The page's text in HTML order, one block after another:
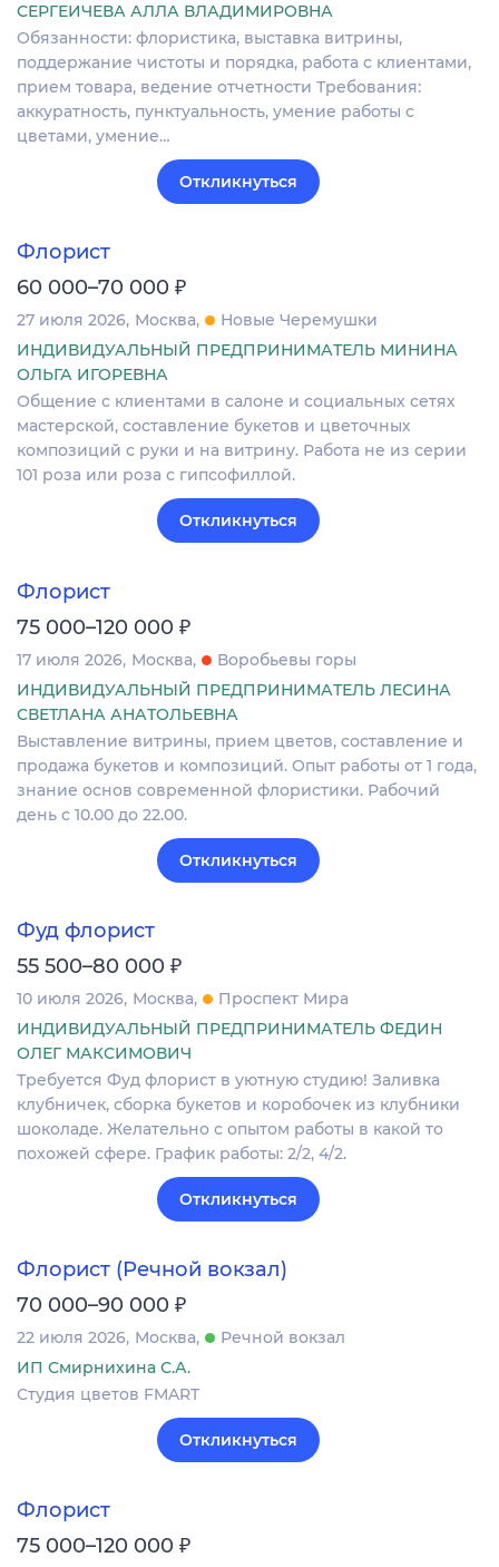
СЕРГЕИЧЕВА АЛЛА ВЛАДИМИРОВНА
Обязанности: флористика, выставка витрины,
поддержание чистоты и порядка, работа с клиентами,
прием товара, ведение отчетности Требования:
аккуратность, пунктуальность, умение работы с
цветами, умение…
Откликнуться
Флорист
60 000–70 000 ₽
27 июля 2026 Москва
Новые Черемушки
ИНДИВИДУАЛЬНЫЙ ПРЕДПРИНИМАТЕЛЬ МИНИНА
ОЛЬГА ИГОРЕВНА
Общение с клиентами в салоне и социальных сетях
мастерской, составление букетов и цветочных
композиций с руки и на витрину. Работа не из серии
101 роза или роза с гипсофиллой.
Откликнуться
Флорист
75 000–120 000 ₽
17 июля 2026 Москва
Воробьевы горы
ИНДИВИДУАЛЬНЫЙ ПРЕДПРИНИМАТЕЛЬ ЛЕСИНА
СВЕТЛАНА АНАТОЛЬЕВНА
Выставление витрины, прием цветов, составление и
продажа букетов и композиций. Опыт работы от 1 года,
знание основ современной флористики. Рабочий
день с 10.00 до 22.00.
Откликнуться
Фуд флорист
55 500–80 000 ₽
10 июля 2026 Москва
Проспект Мира
ИНДИВИДУАЛЬНЫЙ ПРЕДПРИНИМАТЕЛЬ ФЕДИН
ОЛЕГ МАКСИМОВИЧ
Требуется Фуд флорист в уютную студию! Заливка
клубничек, сборка букетов и коробочек из клубники
шоколаде. Желательно с опытом работы в какой то
похожей сфере. График работы: 2/2, 4/2.
Откликнуться
Флорист (Речной вокзал)
70 000–90 000 ₽
22 июля 2026 Москва
Речной вокзал
ИП Смирнихина С.А.
Студия цветов FMART
Откликнуться
Флорист
75 000–120 000 ₽